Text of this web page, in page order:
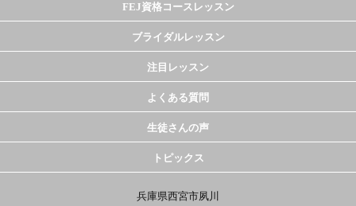
FEJ資格コースレッスン
ブライダルレッスン
注目レッスン
よくある質問
生徒さんの声
トピックス
兵庫県西宮市夙川